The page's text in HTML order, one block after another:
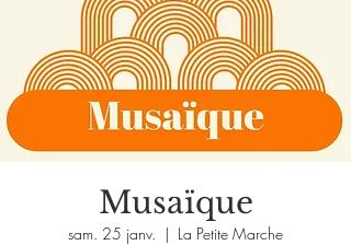
Musaïque
sam. 25 janv.
  |
La Petite Marche